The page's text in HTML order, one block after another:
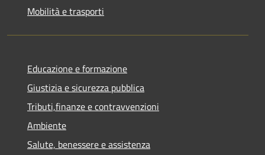
Mobilità e trasporti
Educazione e formazione
Giustizia e sicurezza pubblica
Tributi,finanze e contravvenzioni
Ambiente
Salute, benessere e assistenza